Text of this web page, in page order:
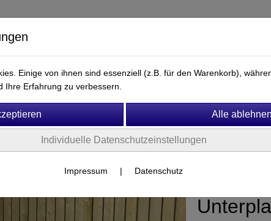
Ersatzteile & Zubehör Fitness & Motorik Mobiliar
Einige von ihnen sind essenziell (z.B. für den Warenkorb),
Ihre Erfahrung zu verbessern.
Individuelle Datenschutzeinstellungen
Impressum | Datenschutz